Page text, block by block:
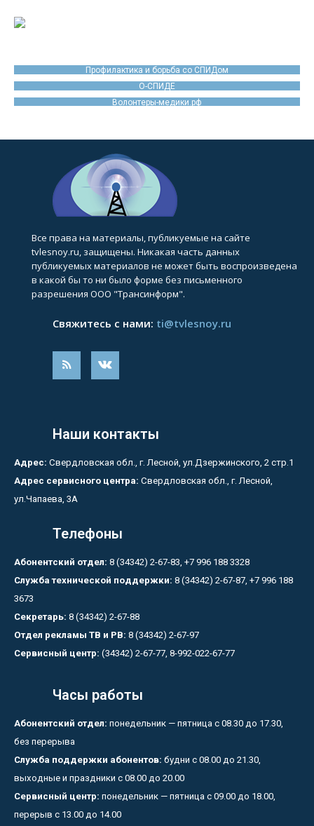
Профилактика и борьба со СПИДом
О-СПИДЕ
Волонтеры-медики.рф
Все права на материалы, публикуемые на сайте
tvlesnoy.ru, защищены. Никакая часть данных
публикуемых материалов не может быть воспроизведена
в какой бы то ни было форме без письменного
разрешения ООО "Трансинформ".
Свяжитесь с нами: ti@tvlesnoy.ru
Наши контакты
Адрес: Свердловская обл., г. Лесной, ул.Дзержинского, 2 стр.1
Адрес сервисного центра: Свердловская обл., г. Лесной,
ул.Чапаева, 3А
Телефоны
Абонентский отдел: 8 (34342) 2-67-83, +7 996 188 3328
Служба технической поддержки: 8 (34342) 2-67-87, +7 996 188
3673
Секретарь: 8 (34342) 2-67-88
Отдел рекламы ТВ и РВ: 8 (34342) 2-67-97
Сервисный центр: (34342) 2-67-77, 8-992-022-67-77
Часы работы
Абонентский отдел: понедельник — пятница с 08.30 до 17.30,
без перерыва
Служба поддержки абонентов: будни с 08.00 до 21.30,
выходные и праздники с 08.00 до 20.00
Сервисный центр: понедельник — пятница с 09.00 до 18.00,
перерыв с 13.00 до 14.00